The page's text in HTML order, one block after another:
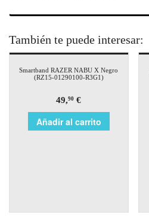
También te puede interesar:
Smartband RAZER NABU X Negro
(RZ15-01290100-R3G1)
49,90 €
Añadir al carrito